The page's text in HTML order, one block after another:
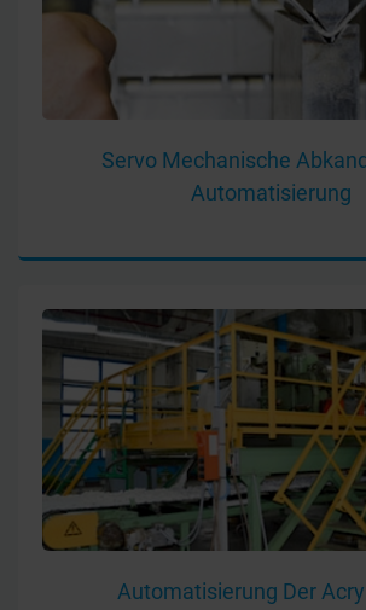
Servo Mechanische
Automatisierung
Automatisierung Der